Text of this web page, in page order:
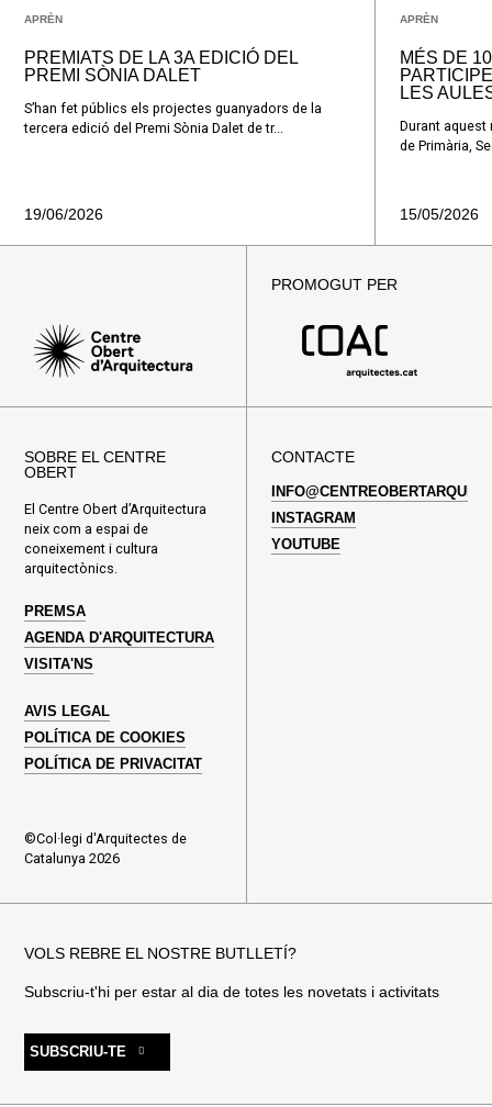
APRÈN
PREMIATS DE LA 3A EDICIÓ DEL
PREMI SÒNIA DALET
S’han fet públics els projectes guanyadors de la
tercera edició del Premi Sònia Dalet de tr...
19/06/2026
APRÈN
MÉS DE
LES
Durant aquest
de Primària,
15/05/2026
PROMOGUT PER
SOBRE EL CENTRE
OBERT
El Centre Obert d’Arquitectura
neix com a espai de
coneixement i cultura
arquitectònics.
PREMSA
AGENDA D'ARQUITECTURA
VISITA'NS
AVIS LEGAL
POLÍTICA DE COOKIES
POLÍTICA DE PRIVACITAT
©Col·legi d'Arquitectes de
Catalunya 2026
CONTACTE
INSTAGRAM
YOUTUBE
VOLS REBRE EL NOSTRE BUTLLETÍ?
Subscriu-t'hi per estar al dia de totes les novetats i activitats
SUBSCRIU-TE